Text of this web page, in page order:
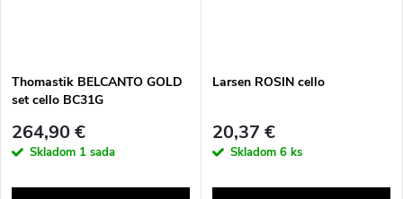
Thomastik BELCANTO GOLD
set cello BC31G
264,90 €
Skladom 1 sada
Larsen ROSIN cello
20,37 €
Skladom 6 ks